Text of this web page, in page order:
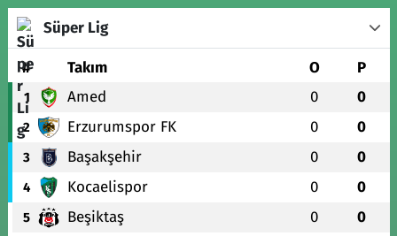
Süper Lig
# Takım O P
1 Amed 0 0
2 Erzurumspor FK 0 0
3 Başakşehir 0 0
4 Kocaelispor 0 0
5 Beşiktaş 0 0